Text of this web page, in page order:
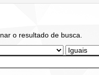
o resultado de busca.